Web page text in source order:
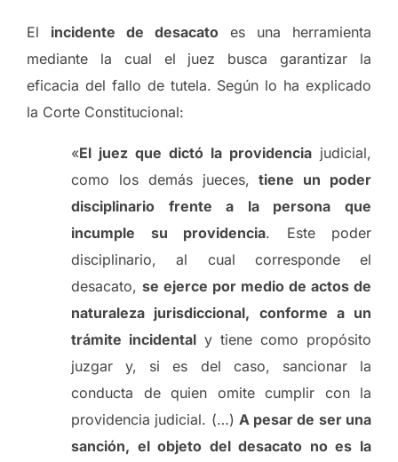
El incidente de desacato es una herramienta
mediante la cual el juez busca garantizar la
eficacia del fallo de tutela. Según lo ha explicado
la Corte Constitucional:
«El juez que dictó la providencia judicial,
como los demás jueces,tiene un poder
disciplinario frente a la persona que
incumple su providencia. Este poder
disciplinario, al cual corresponde el
desacato, se ejerce por medio de actos de
naturaleza jurisdiccional, conforme a un
trámite incidental y tiene como propósito
juzgar y, si es del caso, sancionar la
conducta de quien omite cumplir con la
providencia judicial. (…) A pesar de ser una
sanción, el objeto del desacato no es la